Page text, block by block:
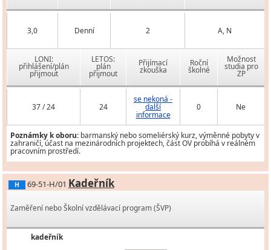
3,0 Denní 2 A, N
LONI:
přihlášení/plán
přijmout
LETOS:
plán
přijmout
Přijímací
zkouška
Roční
školné
Možnost
studia pro
ZP
37 / 24 24
se nekoná -
další
informace
0 Ne
Poznámky k oboru: barmanský nebo someliérský kurz, výměnné pobyty v
zahraničí, účast na mezinárodních projektech, část OV probíhá v reálném
pracovním prostředí.
H 69-51-H/01 Kadeřník
Zaměření nebo Školní vzdělávací program (ŠVP)
kadeřník